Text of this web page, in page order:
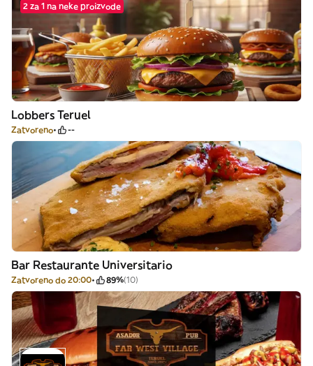
2 za 1 na neke proizvode
Lobbers Teruel
Zatvoreno --
Bar Restaurante Universitario
Zatvoreno do 20:00 89%(10)